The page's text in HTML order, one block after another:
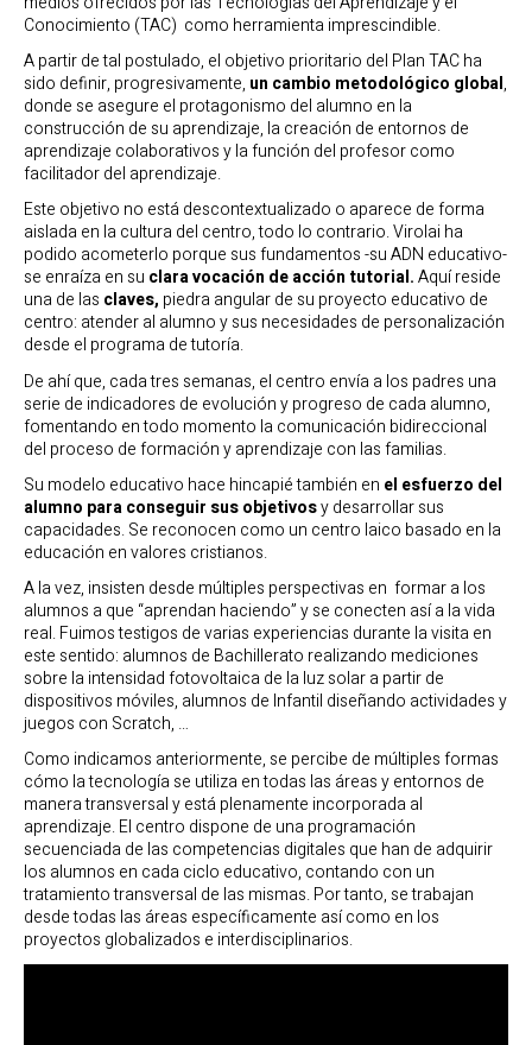
Conocimiento (TAC) como herramienta imprescindible.
A partir de tal postulado, el objetivo prioritario del Plan TAC ha
sido definir, progresivamente, un cambio metodológico global,
donde se asegure el protagonismo del alumno en la
construcción de su aprendizaje, la creación de entornos de
aprendizaje colaborativos y la función del profesor como
facilitador del aprendizaje.
Este objetivo no está descontextualizado o aparece de forma
aislada en la cultura del centro, todo lo contrario. Virolai ha
podido acometerlo porque sus fundamentos -su ADN educativo-
se enraíza en su clara vocación de acción tutorial.Aquí reside
una de las claves, piedra angular de su proyecto educativo de
centro: atender al alumno y sus necesidades de personalización
desde el programa de tutoría.
De ahí que, cada tres semanas, el centro envía a los padres una
serie de indicadores de evolución y progreso de cada alumno,
fomentando en todo momento la comunicación bidireccional
del proceso de formación y aprendizaje con las familias.
Su modelo educativo hace hincapié también en el esfuerzo del
alumno para conseguir sus objetivosy desarrollar sus
capacidades. Se reconocen como un centro laico basado en la
educación en valores cristianos.
A la vez, insisten desde múltiples perspectivas en formar a los
alumnos a que “aprendan haciendo” y se conecten así a la vida
real. Fuimos testigos de varias experiencias durante la visita en
este sentido: alumnos de Bachillerato realizando mediciones
sobre la intensidad fotovoltaica de la luz solar a partir de
dispositivos móviles, alumnos de Infantil diseñando actividades y
juegos con Scratch, …
Como indicamos anteriormente, se percibe de múltiples formas
cómo la tecnología se utiliza en todas las áreas y entornos de
manera transversal y está plenamente incorporada al
aprendizaje. El centro dispone de una programación
secuenciada de las competencias digitales que han de adquirir
los alumnos en cada ciclo educativo, contando con un
tratamiento transversal de las mismas. Por tanto, se trabajan
desde todas las áreas específicamente así como en los
proyectos globalizados e interdisciplinarios.